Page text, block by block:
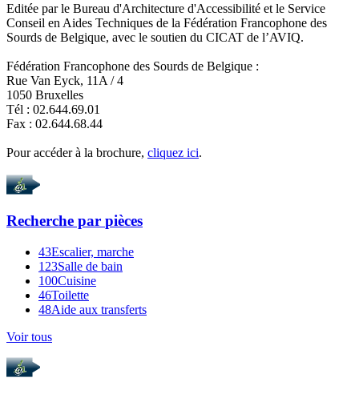
Editée par le Bureau d'Architecture d'Accessibilité et le Service
Conseil en Aides Techniques de la Fédération Francophone des
Sourds de Belgique, avec le soutien du CICAT de l’AVIQ.
Fédération Francophone des Sourds de Belgique :
Rue Van Eyck, 11A / 4
1050 Bruxelles
Tél : 02.644.69.01
Fax : 02.644.68.44
Pour accéder à la brochure, cliquez ici.
Recherche par pièces
43Escalier, marche
123Salle de bain
100Cuisine
46Toilette
48Aide aux transferts
Voir tous